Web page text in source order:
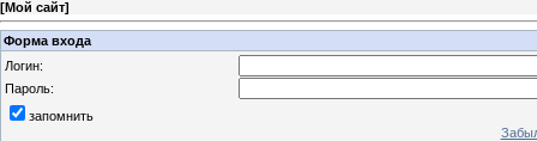
[Мой сайт]
Форма входа
Логин:
Пароль:
запомнить